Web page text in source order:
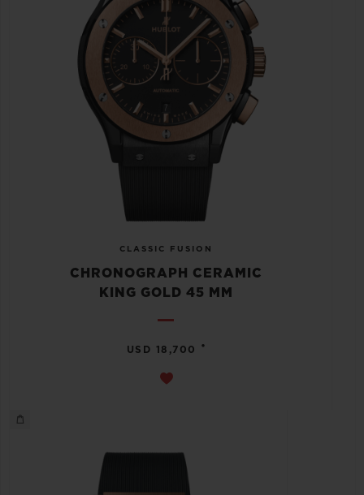
CLASSIC FUSION
CHRONOGRAPH CERAMIC
KING GOLD 45 MM
USD 18,700 •